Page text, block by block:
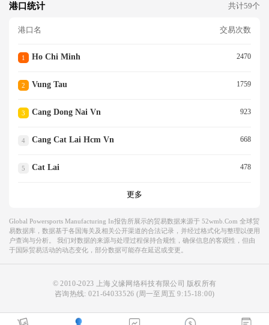
港口统计 共计59个
港口名 交易次数
1 Ho Chi Minh 2470
2 Vung Tau 1759
3 Cang Dong Nai Vn 923
4 Cang Cat Lai Hcm Vn 668
5 Cat Lai 478
更多
Global Powersports Manufacturing In报告所展示的贸易数据来源于 52wmb.com 全球贸
易数据库，数据基于各国海关及相关公开渠道的合法记录，并经过格式化与整理以便用
户查询与分析。 我们对数据的来源与处理过程保持合规性，确保信息的客观性，但由
于国际贸易活动的动态变化，部分数据可能存在延迟或变更。
© 2010-2023 上海义缘网络科技有限公司 版权所有
咨询热线:021-64033526 (周一至周五 9:15-18:00)